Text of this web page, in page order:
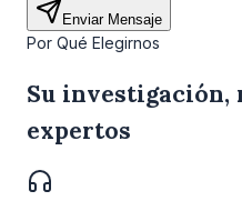
Enviar Mensaje
Por Qué Elegirnos
Su investigación,
expertos